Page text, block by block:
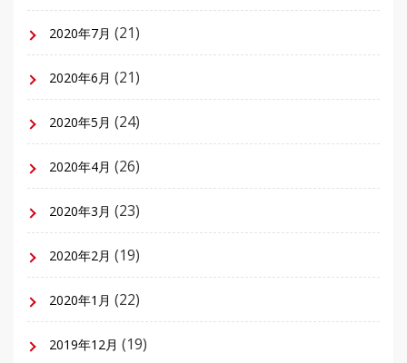
2020年7月 (21)
2020年6月 (21)
2020年5月 (24)
2020年4月 (26)
2020年3月 (23)
2020年2月 (19)
2020年1月 (22)
2019年12月 (19)